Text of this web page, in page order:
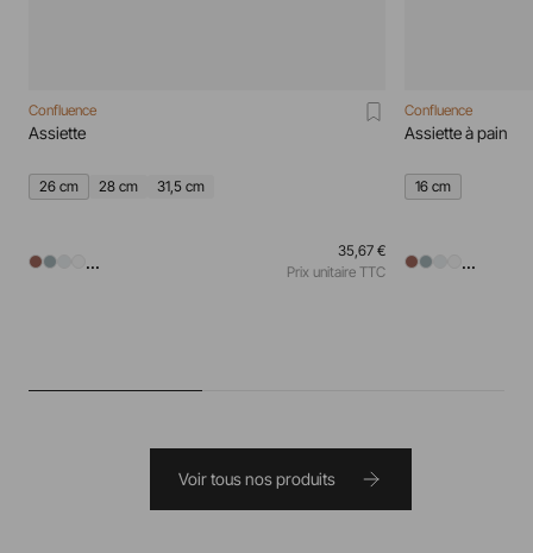
Confluence
Assiette
26 cm 28 cm 31,5 cm
...
35,67 €
Prix unitaire TTC
Confluence
Assiette à pain
16 cm
...
Voir tous nos produits